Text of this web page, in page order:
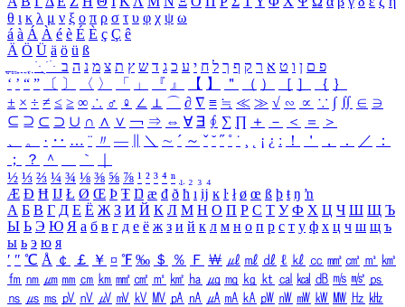
θ ι κ λ μ ν ξ ο π ρ σ τ υ φ χ ψ ω
á à Á À é è É È ç Ç ê
Ä Ö Ü ä ö ü ß
ִֶֹ ֻּ ׁׂ פ ם ן ו ט א ר ק ף ך ל ח י ע כ ג ד ש ץ ת צ מ נ ה ב
‘ ’ “ ” 〔 〕 〈 〉 「 」 『 』 【 】 ＂ （ ） ［ ］ ｛ ｝
± × ÷ ≠ ≤ ≥ ∞ ∴ ♂ ♀ ∠ ⊥ ⌒ ∂ ∇ ≡ ≒ ≪ ≫ √ ∽ ∝ ∵ ∫ ∬ ∈ ∋
⊆ ⊇ ⊂ ⊃ ∪ ∩ ∧ ∨ ￢ ⇒ ⇔ ∀ ∃ ∮ ∑ ∏ ＋ － ＜ ＝
＞
、
。 · ‥ … ¨ 〃 ― ＼ ∼ ´ ～ ˇ ˘ ˝ ˚ ˙ ¸ ¡ ¿ ː ！ ＇ ， ． ／
：
；
？ ＾ ｀
½ ⅓ ⅔ ¼ ¾ ⅛ ⅜ ⅝ ⅞ ¹ ² ³ ⁴ ⁿ ₁ ₂ ₃ ₄
Æ Ð Ħ Ĳ Ł Ø Œ Þ Ŧ Ŋ æ đ ð ħ ı ĳ ĸ ŀ ł ø œ ß þ ŧ ŋ ŉ
А Б В Г Д Е Ё Ж З И Й К Л М Н О П Р С Т У Ф Х Ц Ч Ш Щ Ъ
Ы Ь Э Ю Я а б в г д е ё ж з и й к л м н о п р с т у ф х ц ч ш щ ъ
ы ь э ю я
′ ″ ℃ Å ￠ ￡ ￥ ¤ ℉ ‰ ＄ ％ Ｆ ￦ ㎕ ㎖ ㎗ ℓ ㎘ ㏄ ㎣ ㎤ ㎥ ㎦
㎙ ㎚ ㎛ ㎜ ㎝ ㎞ ㎟ ㎠ ㎡ ㎢ ㏊ ㎍ ㎎ ㎏ ㏏ ㎈ ㎉ ㏈ ㎧ ㎨ ㎰
㎱ ㎲ ㎳ ㎴ ㎵ ㎶ ㎷ ㎸ ㎹ ㎀ ㎁ ㎂ ㎃ ㎄ ㎺ ㎻ ㎽ ㎾ ㎿ ㎐ ㎑